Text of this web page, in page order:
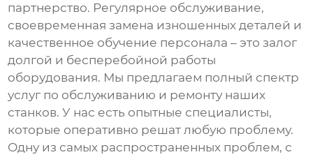
партнерство. Регулярное обслуживание,
своевременная замена изношенных деталей и
качественное обучение персонала – это залог
долгой и бесперебойной работы
оборудования. Мы предлагаем полный спектр
услуг по обслуживанию и ремонту наших
станков. У нас есть опытные специалисты,
которые оперативно решат любую проблему.
Одну из самых распространенных проблем, с